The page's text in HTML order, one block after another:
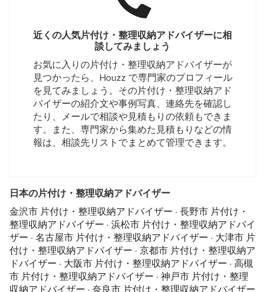
近くの人気片付け・整理収納アドバイザーに相
談してみましょう
お気に入りの片付け・整理収納アドバイザーが
見つかったら、Houzz で専門家のプロフィール
を見てみましょう。その片付け・整理収納アド
バイザーの紹介文や事例写真、連絡先を確認し
たり、メールで相談や見積もりの依頼もできま
す。また、専門家から集めた見積もりなどの情
報は、相談先リストでまとめて管理できます。
日本の片付け・整理収納アドバイザー
金沢市 片付け・整理収納アドバイザー · 長野市 片付け・
整理収納アドバイザー · 浜松市 片付け・整理収納アドバイ
ザー · 名古屋市 片付け・整理収納アドバイザー · 大津市 片
付け・整理収納アドバイザー · 京都市 片付け・整理収納ア
ドバイザー · 大阪市 片付け・整理収納アドバイザー · 高槻
市 片付け・整理収納アドバイザー · 神戸市 片付け・整理
収納アドバイザー · 奈良市 片付け・整理収納アドバイザー